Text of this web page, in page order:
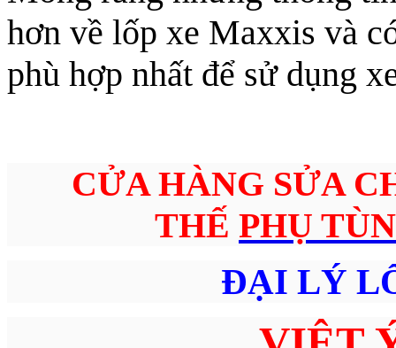
hơn về lốp xe Maxxis và
phù hợp nhất để sử dụng
CỬA HÀNG SỬA
THẾ PHỤ
ĐẠI LÝ